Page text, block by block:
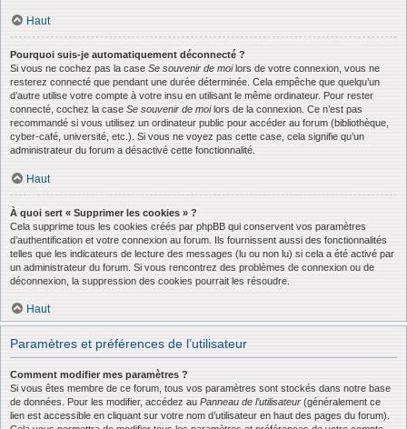
Haut
Pourquoi suis-je automatiquement déconnecté ?
Si vous ne cochez pas la case Se souvenir de moilors de votre connexion, vous ne
resterez connecté que pendant une durée déterminée. Cela empêche que quelqu’un
d’autre utilise votre compte à votre insu en utilisant le même ordinateur. Pour rester
connecté, cochez la case Se souvenir de moilors de la connexion. Ce n’est pas
recommandé si vous utilisez un ordinateur public pour accéder au forum (bibliothèque,
cyber-café, université, etc.). Si vous ne voyez pas cette case, cela signifie qu’un
administrateur du forum a désactivé cette fonctionnalité.
Haut
À quoi sert « Supprimer les cookies » ?
Cela supprime tous les cookies créés par phpBB qui conservent vos paramètres
d’authentification et votre connexion au forum. Ils fournissent aussi des fonctionnalités
telles que les indicateurs de lecture des messages (lu ou non lu) si cela a été activé par
un administrateur du forum. Si vous rencontrez des problèmes de connexion ou de
déconnexion, la suppression des cookies pourrait les résoudre.
Haut
Paramètres et préférences de l’utilisateur
Comment modifier mes paramètres ?
Si vous êtes membre de ce forum, tous vos paramètres sont stockés dans notre base
de données. Pour les modifier, accédez au Panneau de l’utilisateur (généralement ce
lien est accessible en cliquant sur votre nom d’utilisateur en haut des pages du forum).